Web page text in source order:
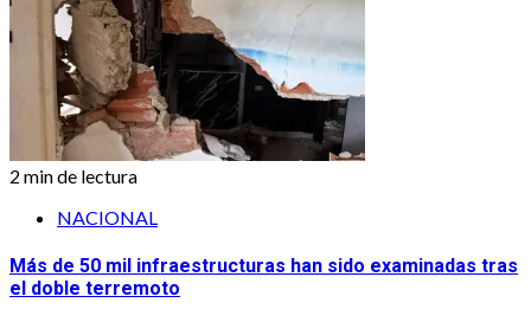
2 min de lectura
NACIONAL
Más de 50 mil infraestructuras han sido examinadas tras
el doble terremoto